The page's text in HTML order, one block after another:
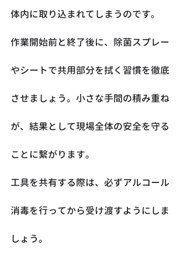
体内に取り込まれてしまうのです。
作業開始前と終了後に、除菌スプレー
やシートで共用部分を拭く習慣を徹底
させましょう。小さな手間の積み重ね
が、結果として現場全体の安全を守る
ことに繋がります。
工具を共有する際は、必ずアルコール
消毒を行ってから受け渡すようにしま
しょう。